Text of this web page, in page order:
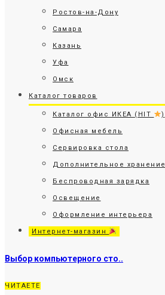
Ростов-на-Дону
Самара
Казань
Уфа
Омск
Каталог товаров
Каталог офис ИКЕА (HIT )
Офисная мебель
Сервировка стола
Дополнительное хранение
Беспроводная зарядка
Освещение
Оформление интерьера
Интернет-магазин
Выбор компьютерного сто..
ЧИТАЕТЕ